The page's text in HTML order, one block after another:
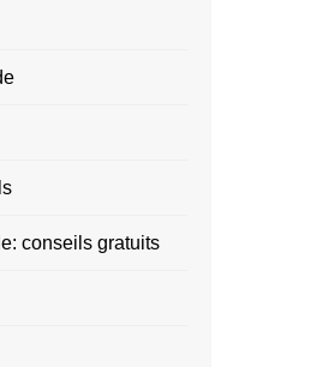
conseils gratuits